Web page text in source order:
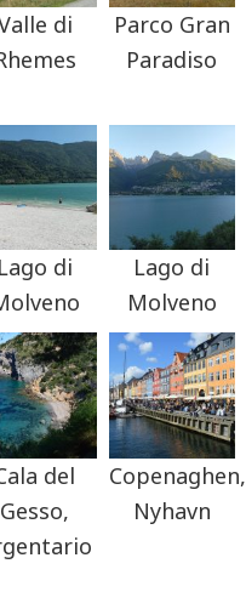
di
Parco Gran
Paradiso
Lago di
Lago di
Molveno
del
Gesso,
Copenaghen,
Nyhavn